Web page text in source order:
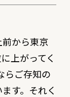
から東京
上がってく
らご存知の
す。それく